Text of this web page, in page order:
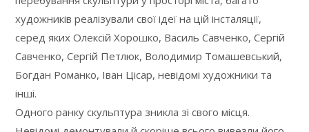
художників реалізували свої ідеї на цій інсталяції,
серед яких Олексій Хорошко, Василь Савченко, Сергій
Савченко, Сергій Петлюк, Володимир Томашевський,
Богдан Романко, Іван Цісар, невідомі художники та
інші.
Одного ранку скульптура зникла зі свого місця.